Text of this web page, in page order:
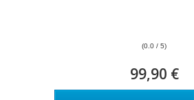
(0.0 / 5)
99,90 €